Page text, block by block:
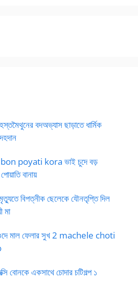
বদঅভ্যাস ছাড়াতে ধার্মিক
poyati kora ভাই চুদে বড়
বানায়
বিপত্নীক ছেলেকে যৌনতৃপ্তি দিল
মা
মাল ফেলার সুখ 2 machele choti
বোনকে একসাথে চোদার চটিগল্প ১